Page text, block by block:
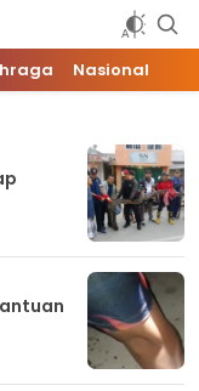
Nasional